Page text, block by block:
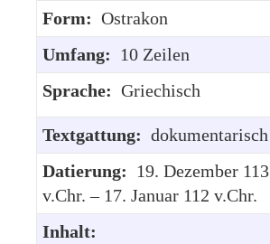
Form: Ostrakon
Umfang: 10 Zeilen
Sprache: Griechisch
Textgattung: dokumentarisch
Datierung: 19. Dezember 113
v.Chr. – 17. Januar 112 v.Chr.
Inhalt: